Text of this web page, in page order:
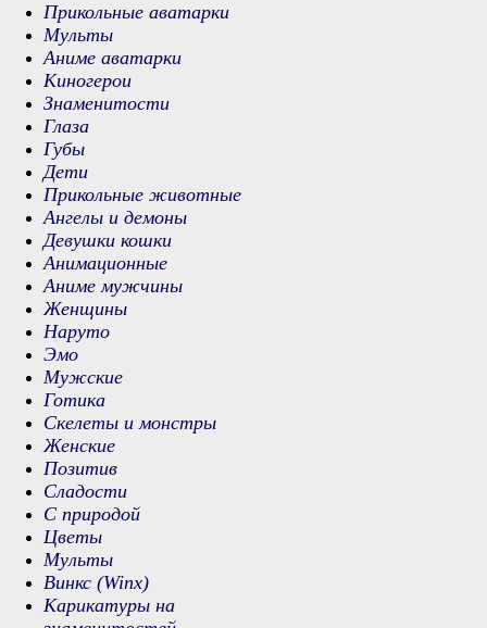
Прикольные аватарки
Мульты
Аниме аватарки
Киногерои
Знаменитости
Глаза
Губы
Дети
Прикольные животные
Ангелы и демоны
Девушки кошки
Анимационные
Аниме мужчины
Женщины
Наруто
Эмо
Мужские
Готика
Скелеты и монстры
Женские
Позитив
Сладости
С природой
Цветы
Мульты
Винкс (Winx)
Карикатуры на